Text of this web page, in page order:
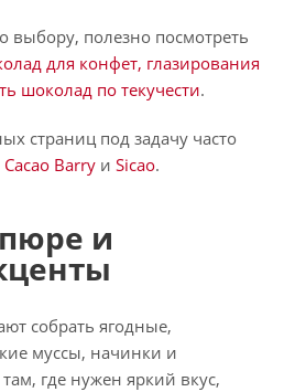
выбору, полезно посмотреть
для конфет, глазирования
шоколад по текучести.
страниц под задачу часто
Cacao Barry и Sicao.
и
собрать ягодные,
муссы, начинки и
где нужен яркий вкус,